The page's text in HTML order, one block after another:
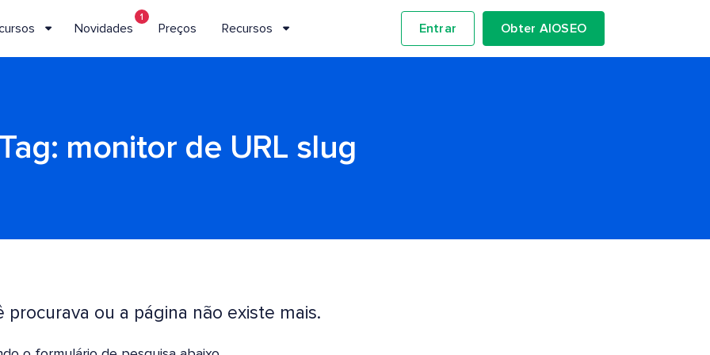
Novidades
1
Preços Recursos Entrar Obter AIOSEO
Tag: monitor de URL slug
ou a página não existe mais.